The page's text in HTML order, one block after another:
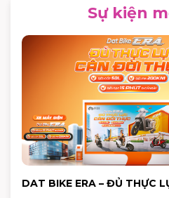
Sự kiện
DAT BIKE ERA – ĐỦ THỰC